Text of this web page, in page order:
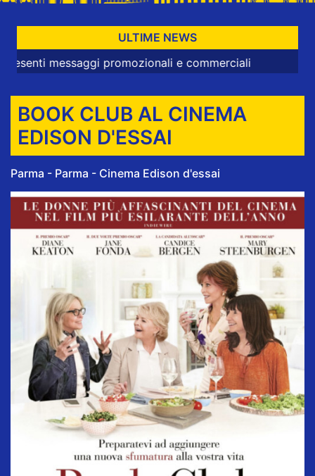
ULTIME NEWS
promozionali e commerciali
BOOK CLUB AL CINEMA
EDISON D'ESSAI
Parma - Parma - Cinema Edison d'essai